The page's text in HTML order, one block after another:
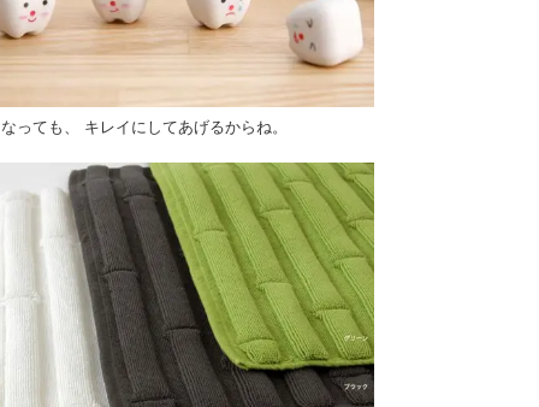
っても、 キレイにしてあげるからね。